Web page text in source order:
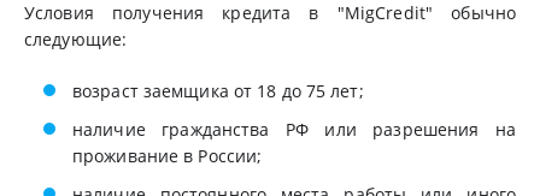
Условия получения кредита в "MigCredit" обычно
следующие:
возраст заемщика от 18 до 75 лет;
наличие гражданства РФ или разрешения на
проживание в России;